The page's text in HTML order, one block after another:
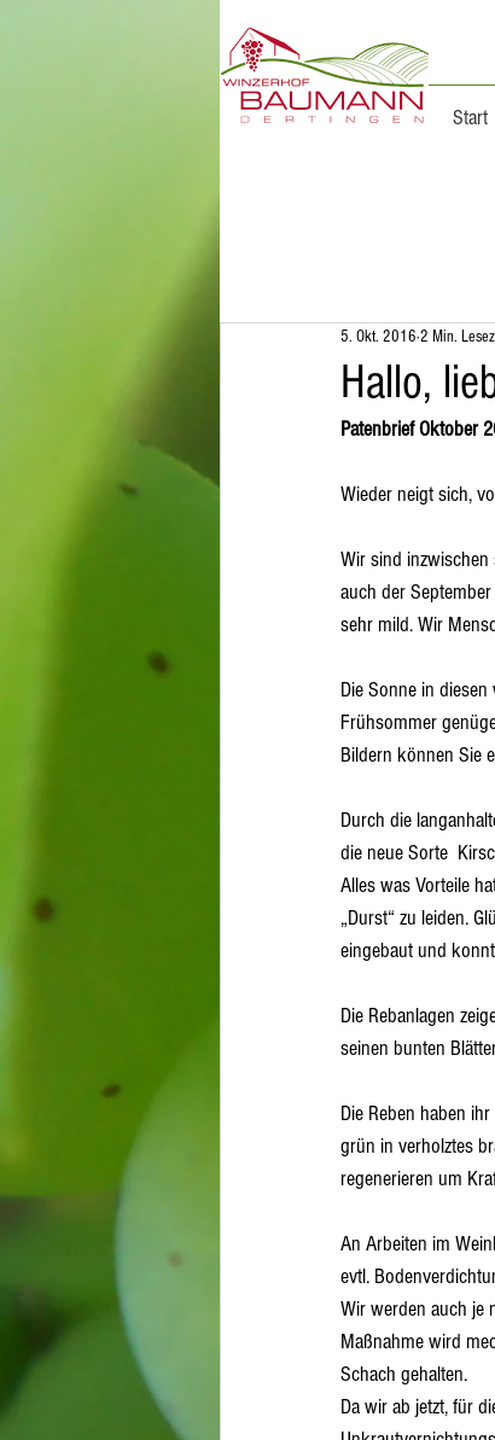
Start
Hallo,
5. Okt. 2016 2 Min.
Patenbrief Oktober
Wieder neigt sich,
Wir sind inzwischen
auch der
sehr mild. Wir
Die Sonne in
Frühsommer
Bildern können Sie
Durch die
die neue Sorte
Alles was Vorteile
„Durst“ zu leiden.
eingebaut und
Die Rebanlagen
seinen bunten
Die Reben haben
grün in verholztes
regenerieren um
An Arbeiten im
evtl.
Wir werden auch je
Maßnahme wird
Schach gehalten.
Da wir ab jetzt, für